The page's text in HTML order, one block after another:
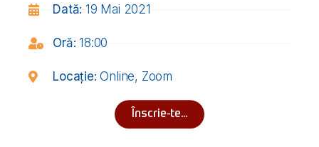
Dată: 19 Mai 2021
Oră: 18:00
Locație: Online, Zoom
Înscrie-te...